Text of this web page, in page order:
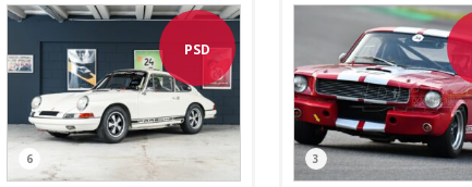
PSD
6 3